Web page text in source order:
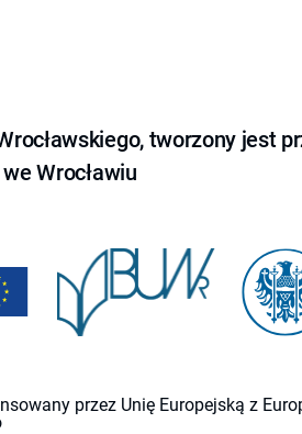
tworzony jest
Wrocławiu
przez Unię Europejską z